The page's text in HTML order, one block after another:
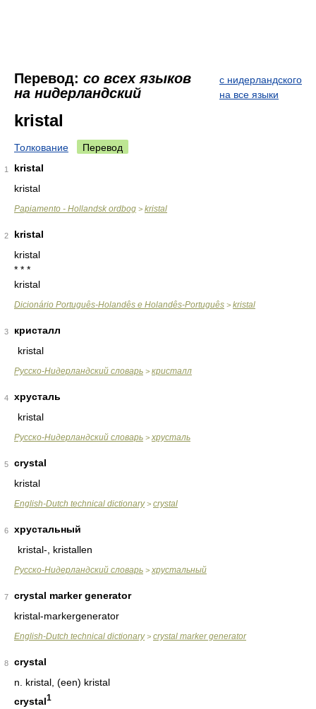
Перевод: со всех языков
на нидерландский
с нидерландского
на все языки
kristal
Толкование Перевод
1
kristal
kristal
Papiamento - Hollandsk ordbog > kristal
2
kristal
kristal
* * *
kristal
Dicionário Português-Holandês e Holandês-Português > kristal
3
кристалл
kristal
Русско-Нидерландский словарь > кристалл
4
хрусталь
kristal
Русско-Нидерландский словарь > хрусталь
5
crystal
kristal
English-Dutch technical dictionary> crystal
6
хрустальный
kristal-, kristallen
Русско-Нидерландский словарь > хрустальный
7
crystal marker generator
kristal-markergenerator
English-Dutch technical dictionary> crystal marker generator
8
crystal
n.
kristal, (een) kristal
crystal1